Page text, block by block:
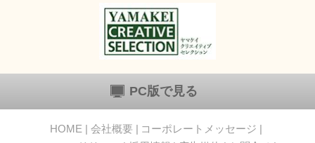
PC版で見る
HOME 会社概要
コーポレートメッセージ